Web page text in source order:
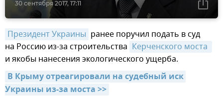
30 сентября 2017, 17:11
Президент Украины ранее поручил подать в суд
на Россию из-за строительства
и якобы нанесения экологического ущерба.
В Крыму отреагировали на судебный иск
Украины из-за моста >>